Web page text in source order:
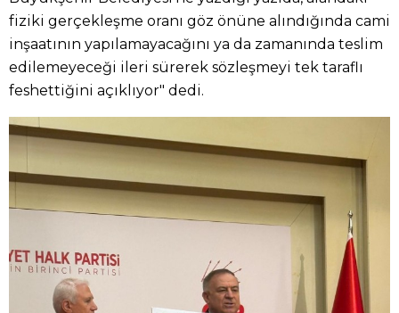
fiziki gerçekleşme oranı göz önüne alındığında cami
inşaatının yapılamayacağını ya da zamanında teslim
edilemeyeceği ileri sürerek sözleşmeyi tek taraflı
feshettiğini açıklıyor" dedi.